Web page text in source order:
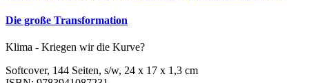
Die große Transformation
Klima - Kriegen wir die Kurve?
Softcover, 144 Seiten, s/w, 24 x 17 x 1,3 cm